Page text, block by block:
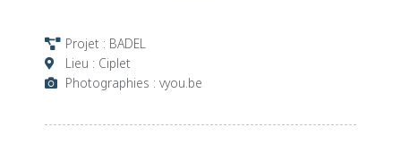
Projet : BADEL
Lieu : Ciplet
Photographies : vyou.be